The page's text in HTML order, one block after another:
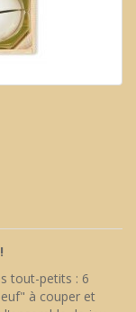
tout-petits : 6
à couper et